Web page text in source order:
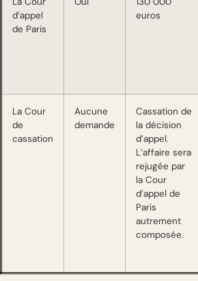
d’appel
de Paris
euros
La Cour
de
cassation
Aucune
demande
Cassation de
la décision
d’appel.
L’affaire sera
rejugée par
la Cour
d’appel de
Paris
autrement
composée.